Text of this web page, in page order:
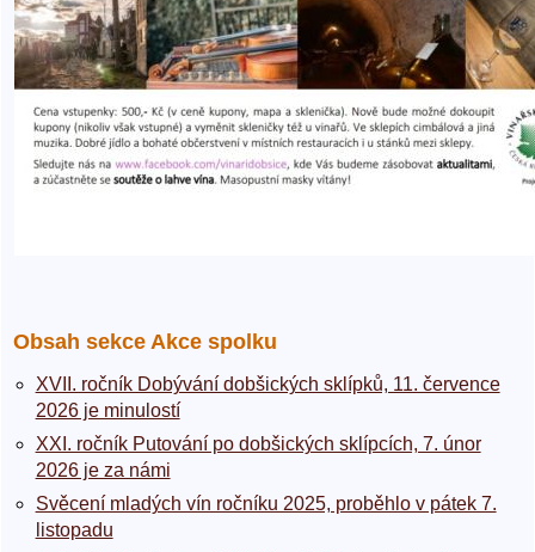
Obsah sekce Akce spolku
XVII. ročník Dobývání dobšických sklípků, 11. července
2026 je minulostí
XXI. ročník Putování po dobšických sklípcích, 7. únor
2026 je za námi
Svěcení mladých vín ročníku 2025, proběhlo v pátek 7.
listopadu